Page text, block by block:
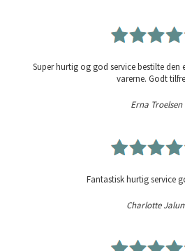
Super hurtig og god service bestilte
varerne. Godt
Erna Troelsen
Fantastisk hurtig service
Charlotte